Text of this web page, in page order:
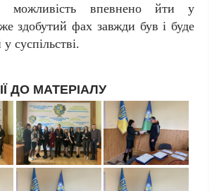
можливість впевнено йти у
здобутий фах завжди був і буде
суспільстві.
ДО МАТЕРІАЛУ